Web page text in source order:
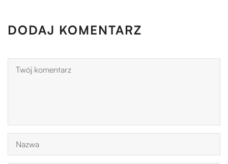
DODAJ KOMENTARZ